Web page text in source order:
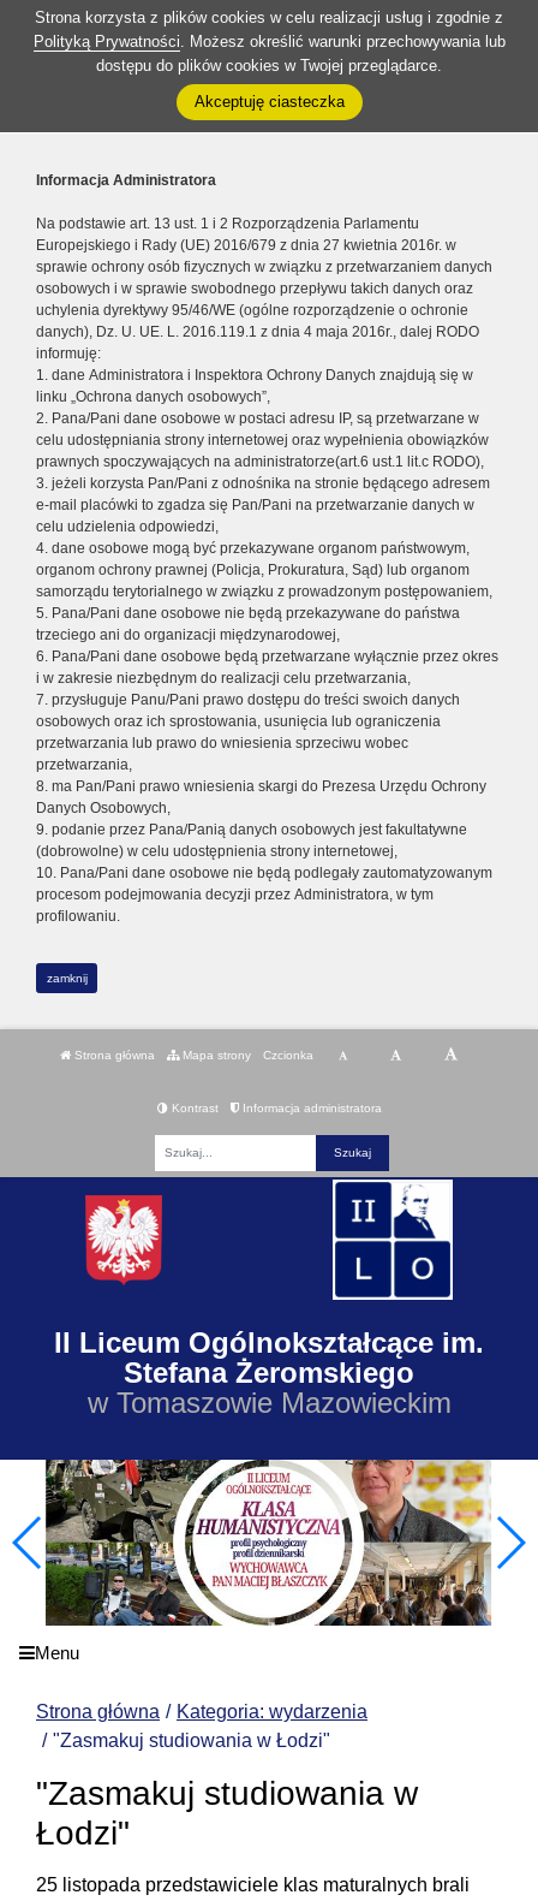
Strona korzysta z plików cookies w celu realizacji usług i zgodnie z
Polityką Prywatności. Możesz określić warunki przechowywania lub
dostępu do plików cookies w Twojej przeglądarce.
Akceptuję ciasteczka
Informacja Administratora
Na podstawie art. 13 ust. 1 i 2 Rozporządzenia Parlamentu
Europejskiego i Rady (UE) 2016/679 z dnia 27 kwietnia 2016r. w
sprawie ochrony osób fizycznych w związku z przetwarzaniem danych
osobowych i w sprawie swobodnego przepływu takich danych oraz
uchylenia dyrektywy 95/46/WE (ogólne rozporządzenie o ochronie
danych), Dz. U. UE. L. 2016.119.1 z dnia 4 maja 2016r., dalej RODO
informuję:
1. dane Administratora i Inspektora Ochrony Danych znajdują się w
linku „Ochrona danych osobowych”,
2. Pana/Pani dane osobowe w postaci adresu IP, są przetwarzane w
celu udostępniania strony internetowej oraz wypełnienia obowiązków
prawnych spoczywających na administratorze(art.6 ust.1 lit.c RODO),
3. jeżeli korzysta Pan/Pani z odnośnika na stronie będącego adresem
e-mail placówki to zgadza się Pan/Pani na przetwarzanie danych w
celu udzielenia odpowiedzi,
4. dane osobowe mogą być przekazywane organom państwowym,
organom ochrony prawnej (Policja, Prokuratura, Sąd) lub organom
samorządu terytorialnego w związku z prowadzonym postępowaniem,
5. Pana/Pani dane osobowe nie będą przekazywane do państwa
trzeciego ani do organizacji międzynarodowej,
6. Pana/Pani dane osobowe będą przetwarzane wyłącznie przez okres
i w zakresie niezbędnym do realizacji celu przetwarzania,
7. przysługuje Panu/Pani prawo dostępu do treści swoich danych
osobowych oraz ich sprostowania, usunięcia lub ograniczenia
przetwarzania lub prawo do wniesienia sprzeciwu wobec
przetwarzania,
8. ma Pan/Pani prawo wniesienia skargi do Prezesa Urzędu Ochrony
Danych Osobowych,
9. podanie przez Pana/Panią danych osobowych jest fakultatywne
(dobrowolne) w celu udostępnienia strony internetowej,
10. Pana/Pani dane osobowe nie będą podlegały zautomatyzowanym
procesom podejmowania decyzji przez Administratora, w tym
profilowaniu.
zamknij
Strona główna Mapa strony Czcionka
Kontrast Informacja administratora
II Liceum Ogólnokształcące im.
Stefana Żeromskiego
w Tomaszowie Mazowieckim
Menu
Strona główna
Kategoria: wydarzenia
"Zasmakuj studiowania w Łodzi"
"Zasmakuj studiowania w
Łodzi"
25 listopada przedstawiciele klas maturalnych brali